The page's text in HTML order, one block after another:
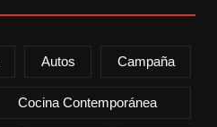
Autos Campaña
Cocina Contemporánea